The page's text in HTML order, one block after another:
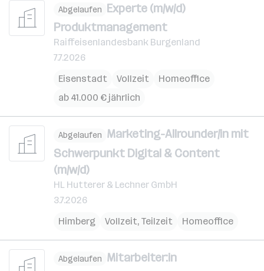
Abgelaufen Experte (m/w/d)
Produktmanagement
Raiffeisenlandesbank Burgenland
7.7.2026
Eisenstadt
Vollzeit
Homeoffice
ab 41.000 € jährlich
Abgelaufen Marketing-Allrounder/in mit
Schwerpunkt Digital & Content
(m/w/d)
HL Hutterer & Lechner GmbH
3.7.2026
Himberg
Vollzeit, Teilzeit Homeoffice
Abgelaufen Mitarbeiter:in